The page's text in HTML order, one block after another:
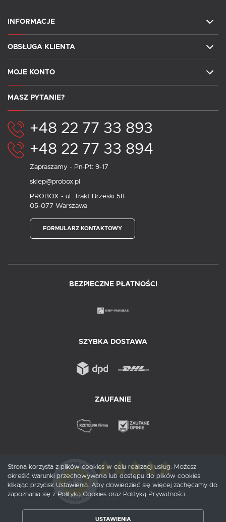
INFORMACJE
OBSŁUGA KLIENTA
MOJE KONTO
MASZ PYTANIE?
+48 22 77 33 893
+48 22 77 33 894
Zapraszamy - Pn-Pt: 9-17
sklep@probox.pl
PROBOX - ul. Trakt Brzeski 58
05-077 Warszawa
FORMULARZ KONTAKTOWY
BEZPIECZNE PŁATNOŚCI
SZYBKA DOSTAWA
ZAUFANIE
5/ 5
Strona korzysta z plików cookies w celu realizacji usług. Możesz
określić warunki przechowywania lub dostępu do plików cookies
klikając przycisk Ustawienia. Aby dowiedzieć się więcej zachęcamy do
zapoznania się z Polityką Cookies oraz Polityką Prywatności.
USTAWIENIA